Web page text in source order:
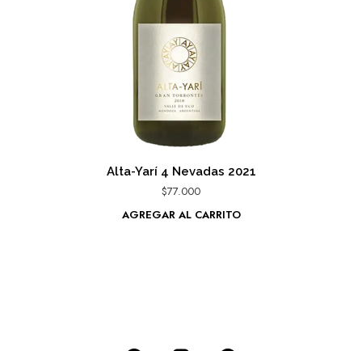
Alta-Yarí 4 Nevadas 2021
$77.000
AGREGAR AL CARRITO